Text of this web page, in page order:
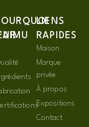
LIENS
RAPIDES
Maison
Marque
privée
À propos
Expositions
Contact